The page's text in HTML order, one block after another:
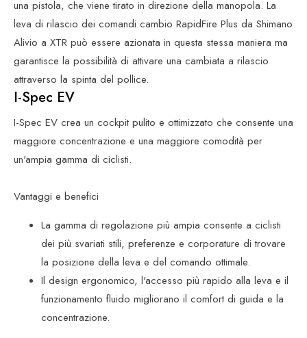
una pistola, che viene tirato in direzione della manopola. La
leva di rilascio dei comandi cambio RapidFire Plus da Shimano
Alivio a XTR può essere azionata in questa stessa maniera ma
garantisce la possibilità di attivare una cambiata a rilascio
attraverso la spinta del pollice.
I-Spec EV
I-Spec EV crea un cockpit pulito e ottimizzato che consente una
maggiore concentrazione e una maggiore comodità per
un'ampia gamma di ciclisti.
Vantaggi e benefici
La gamma di regolazione più ampia consente a ciclisti
dei più svariati stili, preferenze e corporature di trovare
la posizione della leva e del comando ottimale.
Il design ergonomico, l'accesso più rapido alla leva e il
funzionamento fluido migliorano il comfort di guida e la
concentrazione.